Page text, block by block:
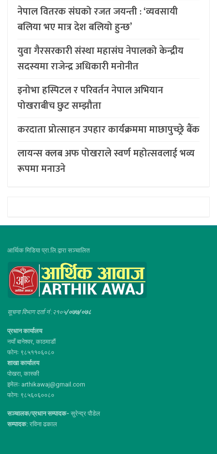
नेपाल वितरक संघको रजत जयन्ती : ‘व्यवसायी
बलिया भए मात्र देश बलियो हुन्छ’
युवा गैरसरकारी संस्था महासंघ नेपालको केन्द्रीय
सदस्यमा राजेन्द्र अधिकारी मनोनीत
इनोभा हस्पिटल र परिवर्तन नेपाल अभियान
पोखराबीच छुट सम्झौता
करदाता प्रोत्साहन उपहार कार्यक्रममा माछापुच्छ्र्रे बैंक
लायन्स क्लब अफ पोखराले स्वर्ण महोत्सवलाई भव्य
रूपमा मनाउने
आर्थिक मिडिया प्रा.लि.द्वारा सञ्चालित
सूचना विभाग दर्ता नं :२१०५/०७७/०७८
प्रधान कार्यालय
नयाँ बानेश्वर, काठमाडौं
फोनः ९८५११०६०८०
शाखा कार्यालय
पोखरा, कास्की
इमेलः arthikawaj@gmail.com
फोनः ९८५६०६००८०
सञ्चालक/प्रधान सम्पादक- सुरेन्द्र पौडेल
सम्पादक: रविना ढकाल